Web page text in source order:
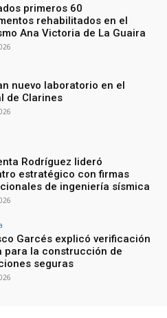
primeros 60
rehabilitados en el
Ana Victoria de La Guaira
nuevo laboratorio en el
de Clarines
Rodríguez lideró
estratégico con firmas
de ingeniería sísmica
Garcés explicó verificación
para la construcción de
seguras